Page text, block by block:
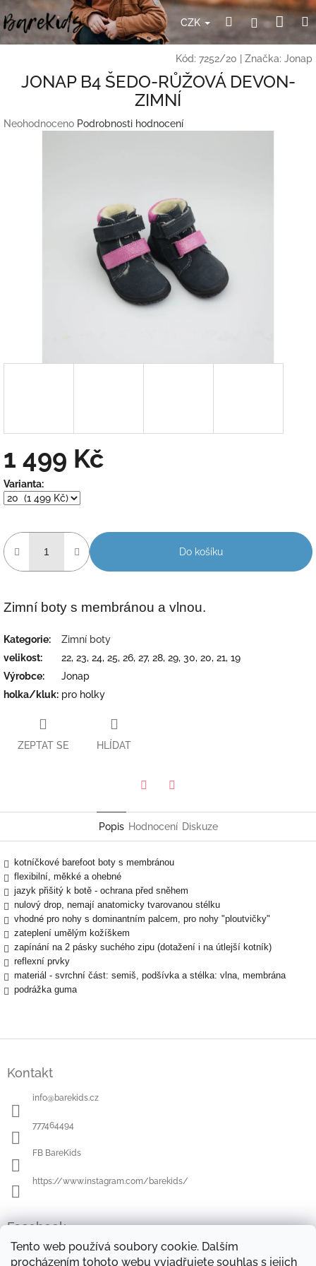
Tento web používá soubory cookie. Dalším
procházením tohoto webu vyjadřujete souhlas s jejich
Přejít
na
obsah
CZK HledatPřihlášení
Kód: 7252/20 Značka: Jonap
JONAP B4 ŠEDO-RŮŽOVÁ DEVON-
ZIMNÍ
Průměrné
Neohodnoceno Podrobnosti hodnocení
1 499 Kč
Měrná
cena:
Varianta:
Do košíku
Zimní boty s membránou a vlnou.
Kategorie:
Zimní boty
velikost:
22, 23, 24, 25, 26, 27, 28, 29, 30, 20, 21, 19
Výrobce:
Jonap
holka/kluk: pro holky
ZEPTAT SE HLÍDAT
Popis Hodnocení Diskuze
kotníčkové barefoot boty s membránou
flexibilní, měkké a ohebné
jazyk přišitý k botě - ochrana před sněhem
nulový drop, nemají anatomicky tvarovanou stélku
vhodné pro nohy s dominantním palcem, pro nohy "ploutvičky"
zateplení umělým kožíškem
zapínání na 2 pásky suchého zipu (dotažení i na útlejší kotník)
reflexní prvky
materiál - svrchní část: semiš, podšívka a stélka: vlna, membrána
podrážka guma
Kontakt
info@barekids.cz
777464494
FB BareKids
https://www.instagram.com/barekids/
Facebook